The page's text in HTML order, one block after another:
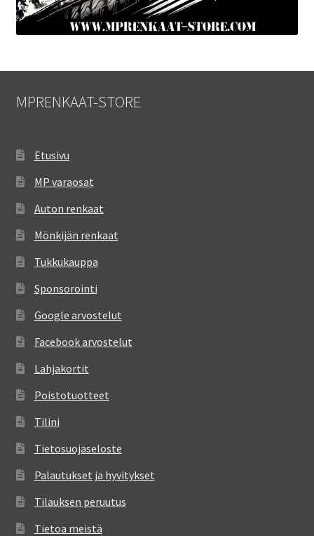
MPRENKAAT-STORE
Etusivu
MP varaosat
Auton renkaat
Mönkijän renkaat
Tukkukauppa
Sponsorointi
Google arvostelut
Facebook arvostelut
Lahjakortit
Poistotuotteet
Tilini
Tietosuojaseloste
Palautukset ja hyvitykset
Tilauksen peruutus
Tietoa meistä